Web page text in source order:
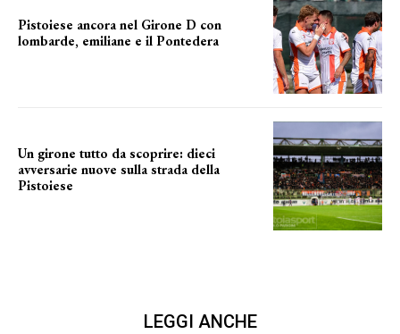
Pistoiese ancora nel Girone D con
lombarde, emiliane e il Pontedera
Un girone tutto da scoprire: dieci
avversarie nuove sulla strada della
Pistoiese
LEGGI ANCHE